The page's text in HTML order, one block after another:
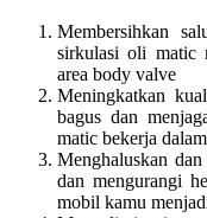
Membersihkan
sirkulasi oli matic
area body valve
Meningkatkan
bagus dan
matic bekerja
Menghaluskan
dan mengurangi
mobil kamu